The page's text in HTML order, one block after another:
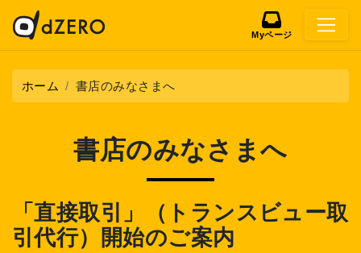
Myページ
ホーム 書店のみなさまへ
書店のみなさまへ
「直接取引」（トランスビュー取
引代行）開始のご案内